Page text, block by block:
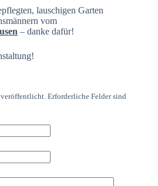
lauschigen Garten
vom
– danke dafür!
Erforderliche Felder sind